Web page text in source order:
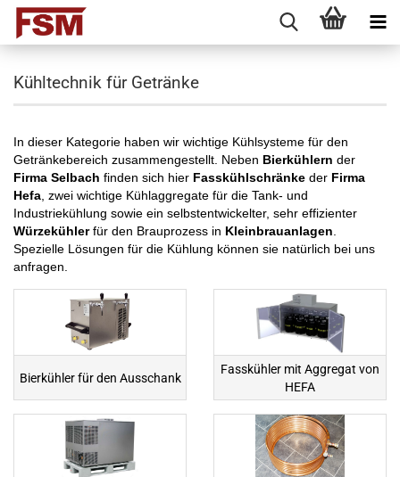
Kühltechnik für Getränke
In dieser Kategorie haben wir wichtige Kühlsysteme für den
Getränkebereich zusammengestellt. Neben Bierkühlern der
Firma Selbach finden sich hier Fasskühlschränke der Firma
Hefa , zwei wichtige Kühlaggregate für die Tank- und
Industriekühlung sowie ein selbstentwickelter, sehr effizienter
Würzekühlerfür den Brauprozess in Kleinbrauanlagen
Spezielle Lösungen für die Kühlung können sie natürlich bei uns
anfragen.
Bierkühler für den Ausschank
Fasskühler mit Aggregat von
HEFA